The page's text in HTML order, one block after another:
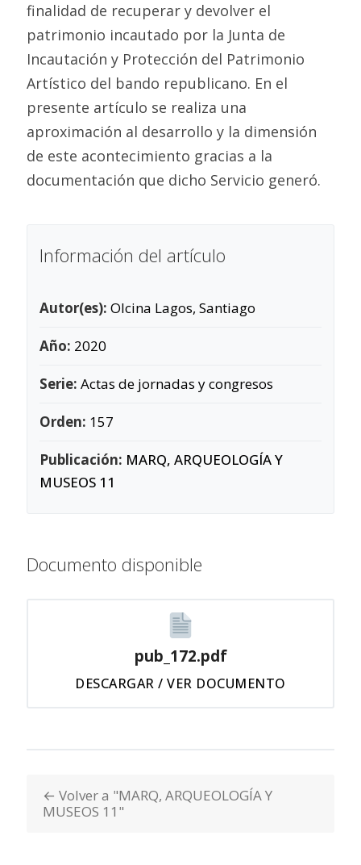
finalidad de recuperar y devolver el
patrimonio incautado por la Junta de
Incautación y Protección del Patrimonio
Artístico del bando republicano. En el
presente artículo se realiza una
aproximación al desarrollo y la dimensión
de este acontecimiento gracias a la
documentación que dicho Servicio generó.
Información del artículo
Autor(es): Olcina Lagos, Santiago
Año: 2020
Serie: Actas de jornadas y congresos
Orden: 157
Publicación: MARQ, ARQUEOLOGÍA Y
MUSEOS 11
Documento disponible
pub_172.pdf
DESCARGAR / VER DOCUMENTO
← Volver a "MARQ, ARQUEOLOGÍA Y
MUSEOS 11"